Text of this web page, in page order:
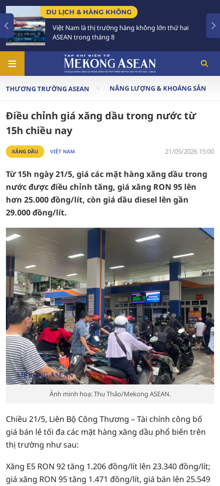
DU LỊCH & HÀNG KHÔNG
Việt Nam là thị trường hàng không lớn thứ hai
ASEAN trong tháng 8
THƯƠNG TRƯỜNG ASEAN NĂNG LƯỢNG & KHOÁNG SẢN
Điều chỉnh giá xăng dầu trong nước từ
15h chiều nay
XĂNG DẦU VIỆT NAM 21/05/2026 15:00
Từ 15h ngày 21/5, giá các mặt hàng xăng dầu trong
nước được điều chỉnh tăng, giá xăng RON 95 lên
hơn 25.000 đồng/lít, còn giá dầu diesel lên gần
29.000 đồng/lít.
Ảnh minh hoạ: Thu Thảo/Mekong ASEAN.
Chiều 21/5, Liên Bộ Công Thương – Tài chính công bố
giá bán lẻ tối đa các mặt hàng xăng dầu phổ biến trên
thị trường như sau:
Xăng E5 RON 92 tăng 1.206 đồng/lít lên 23.340 đồng/lít;
giá xăng RON 95 tăng 1.471 đồng/lít, giá bán lên 25.549